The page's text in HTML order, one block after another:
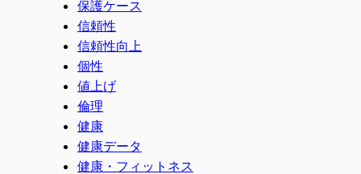
保護ケース
信頼性
信頼性向上
個性
値上げ
倫理
健康
健康データ
健康・フィットネス